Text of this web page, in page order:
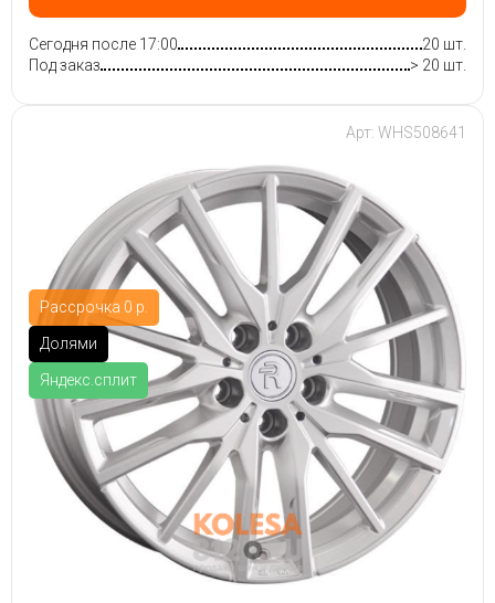
Сегодня после 17:00
20 шт.
Под заказ
> 20 шт.
Рассрочка 0 р.
Долями
Яндекс.сплит
Арт: WHS508641